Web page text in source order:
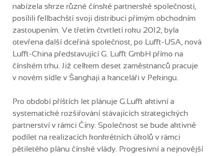
nabízela skrze různé čínské partnerské společnosti,
posílili fellbachští svoji distribuci přímým obchodním
zastoupením. Ve třetím čtvrtletí roku 2012, byla
otevřena další dceřiná společnost, po Lufft-USA, nová
Lufft-China představující G. Lufft GmbH přímo na
čínském trhu. Již celkem deset zaměstnanců pracuje
v novém sídle v Šanghaji a kanceláři v Pekingu.
Pro období příštích let plánuje G.Lufft aktivní a
systematické rozšiřování stávajících strategických
partnerství v rámci Číny. Společnost se bude aktivně
podílet na realizacích konkrétních úkolů v rámci
pětiletého plánu čínské vlády. Progresivní a nejnovější